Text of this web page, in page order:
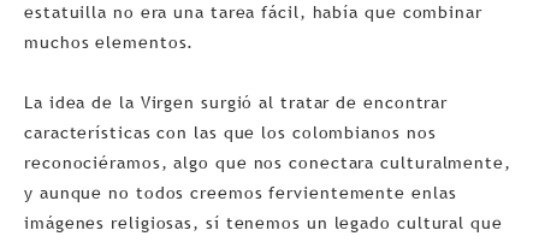
estatuilla no era una tarea fácil, habí­a que combinar
muchos elementos.
La idea de la Virgen surgió al tratar de encontrar
caracterí­sticas con las que los colombianos nos
reconociéramos, algo que nos conectara culturalmente,
y aunque no todos creemos fervientemente enlas
imágenes religiosas, sí tenemos un legado cultural que